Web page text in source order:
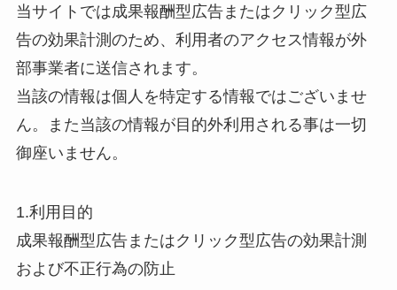
当サイトでは成果報酬型広告またはクリック型広
告の効果計測のため、利用者のアクセス情報が外
部事業者に送信されます。
当該の情報は個人を特定する情報ではございませ
ん。また当該の情報が目的外利用される事は一切
御座いません。
1.利用目的
成果報酬型広告またはクリック型広告の効果計測
および不正行為の防止